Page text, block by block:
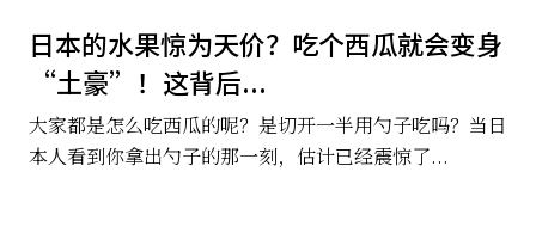
日本的水果惊为天价？吃个西瓜就会变身
“土豪”！这背后...
大家都是怎么吃西瓜的呢？是切开一半用勺子吃吗？当日
本人看到你拿出勺子的那一刻，估计已经震惊了...